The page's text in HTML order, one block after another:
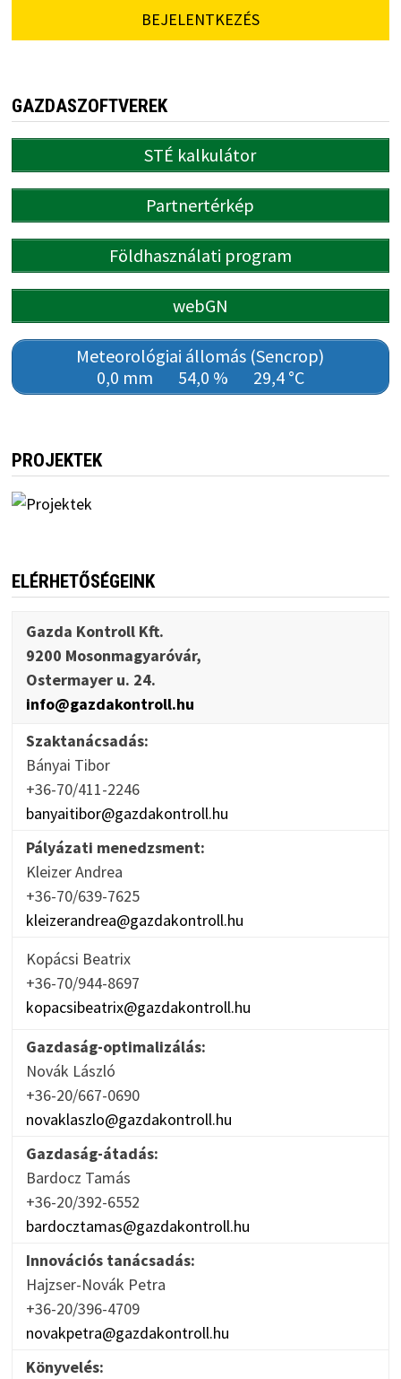
BEJELENTKEZÉS
GAZDASZOFTVEREK
STÉ kalkulátor
Partnertérkép
Földhasználati program
webGN
Meteorológiai állomás (Sencrop)
0,0 mm
54,0 % 29,4 °C
PROJEKTEK
ELÉRHETŐSÉGEINK
Gazda Kontroll Kft.
9200 Mosonmagyaróvár,
Ostermayer u. 24.
info@gazdakontroll.hu
Szaktanácsadás:
Bányai Tibor
+36-70/411-2246
banyaitibor@gazdakontroll.hu
Pályázati menedzsment:
Kleizer Andrea
+36-70/639-7625
kleizerandrea@gazdakontroll.hu
Kopácsi Beatrix
+36-70/944-8697
kopacsibeatrix@gazdakontroll.hu
Gazdaság-optimalizálás:
Novák László
+36-20/667-0690
novaklaszlo@gazdakontroll.hu
Gazdaság-átadás:
Bardocz Tamás
+36-20/392-6552
bardocztamas@gazdakontroll.hu
Innovációs tanácsadás:
Hajzser-Novák Petra
+36-20/396-4709
novakpetra@gazdakontroll.hu
Könyvelés: